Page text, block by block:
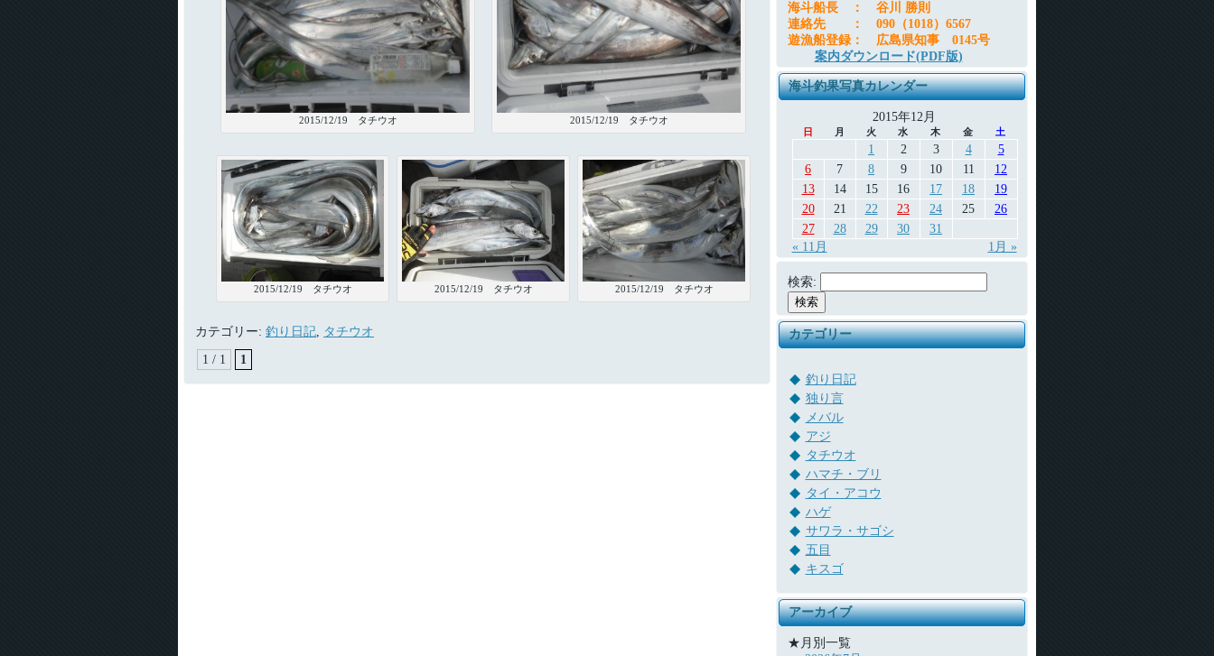
2015/12/19 タチウオ 2015/12/19 タチウオ
2015/12/19 タチウオ 2015/12/19 タチウオ 2015/12/19 タチウオ
カテゴリー: 釣り日記, タチウオ
1 / 1 1
海斗船長
：
谷川 勝則
連絡先
：
090（1018）6567
遊漁船登録：
広島県知事 0145号
案内ダウンロード(PDF版)
海斗釣果写真カレンダー
2015年12月
日 月 火 水 木 金 土
« 11月 1月 »
1 2 3 4
5
6
7 8 9 10 11
12
13
14 15 16 17 18
19
20
21 22 23 24 25
26
27
28 29 30 31
検索:
カテゴリー
釣り日記
独り言
メバル
アジ
タチウオ
ハマチ・ブリ
タイ・アコウ
ハゲ
サワラ・サゴシ
五目
キスゴ
アーカイブ
★月別一覧